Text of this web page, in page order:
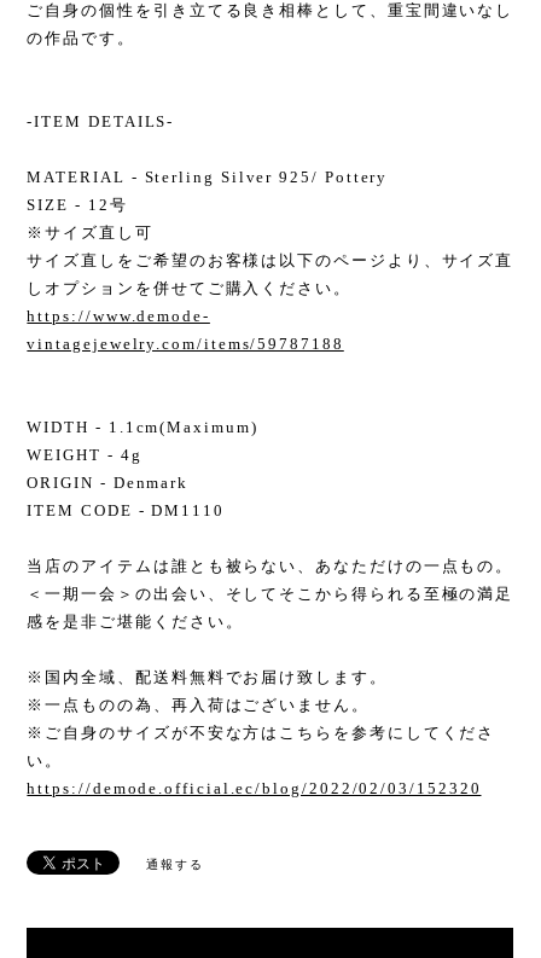
ご自身の個性を引き立てる良き相棒として、重宝間違いなし
の作品です。
-ITEM DETAILS-
MATERIAL - Sterling Silver 925/ Pottery
SIZE - 12号
※サイズ直し可
サイズ直しをご希望のお客様は以下のページより、サイズ直
しオプションを併せてご購入ください。
https://www.demode-
vintagejewelry.com/items/59787188
WIDTH - 1.1cm(Maximum)
WEIGHT - 4g
ORIGIN - Denmark
ITEM CODE - DM1110
当店のアイテムは誰とも被らない、あなただけの一点もの。
＜一期一会＞の出会い、そしてそこから得られる至極の満足
感を是非ご堪能ください。
※国内全域、配送料無料でお届け致します。
※一点ものの為、再入荷はございません。
※ご自身のサイズが不安な方はこちらを参考にしてくださ
い。
https://demode.official.ec/blog/2022/02/03/152320
通報する